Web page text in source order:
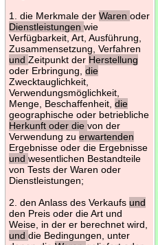
1. die Merkmale der Waren oder
Dienstleistungen wie
Verfügbarkeit, Art, Ausführung,
Zusammensetzung, Verfahren
und Zeitpunkt der Herstellung
oder Erbringung, die
Zwecktauglichkeit,
Verwendungsmöglichkeit,
Menge, Beschaffenheit, die
geographische oder betriebliche
Herkunft oder die von der
Verwendung zu erwartenden
Ergebnisse oder die Ergebnisse
und wesentlichen Bestandteile
von Tests der Waren oder
Dienstleistungen;
2. den Anlass des Verkaufs und
den Preis oder die Art und
Weise, in der er berechnet wird,
und die Bedingungen, unter